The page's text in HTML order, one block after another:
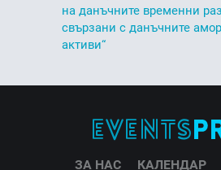
на данъчните временни
свързани с данъчните
активи“
ЗА НАС КАЛЕНДАР